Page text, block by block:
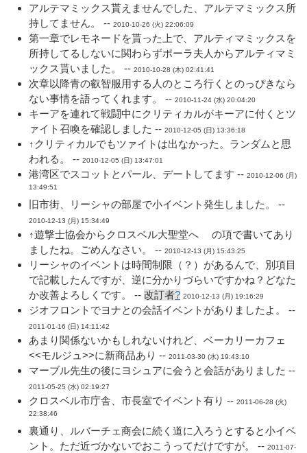
アルテマミックス貰えませんでした、アルテマミックス所
持してません。 -- 2010-10-26 (火) 22:06:09
第一章でレモネードを貰った上で、アルティマミックスを
所持してるしないに関わらずポーラ夫人からアルティマミ
ックス貰いました。 -- 2010-10-28 (木) 02:41:41
次章以降青の叡智服用する人のところ行くとのっぴきなら
ない事情を語ってくれます。 -- 2010-11-24 (水) 20:04:20
キーアを連れて戦闘中にクリティカルがキーアに付くとツ
ァイト召喚を確認しました -- 2010-12-05 (日) 13:36:18
↑クリティカルでもツァイトは出なかった。ランダムと思
われる。 -- 2010-12-05 (日) 13:47:01
港湾区でスコットとパール、デートしてます -- 2010-12-06 (月)
13:49:51
旧市街、リーシャの部屋で小イベント発生しました。 --
2010-12-13 (月) 15:34:49
↑遊撃士協会からクロスベル大聖堂へ の項で書いてあり
ましたね。ごめんなさい。 -- 2010-12-13 (月) 15:43:25
リーシャのイベントは時間制限（？）があるんで、別項目
で記載したんですが、逆に分かりづらいですかね？どなた
か改善よろしくです。 -- 改訂者? 2010-12-13 (月) 19:16:29
ジオフロントでヨナとの会話イベントがありましたよ。 --
2011-01-16 (日) 14:11:42
あまり関係ないかもしれないけれど、ベーカリーカフェ
<<モルジュ>>に新商品あり -- 2011-03-30 (水) 19:43:10
マーブル先生の後にヨシュアに会うと会話がありました --
2011-05-25 (水) 02:19:27
クロスベル市庁舎、市長室でイベント有り -- 2011-06-28 (火)
22:38:46
裏通り、ルバーチェ商会に続く道に入ろうとすると小イベ
ント。ただ近づかないでおこうってだけですが。 -- 2011-07-